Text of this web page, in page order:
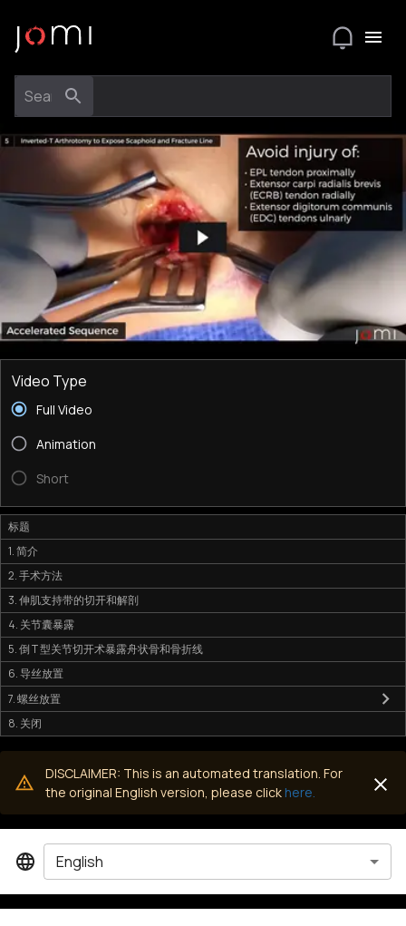
Video Type
Full Video
Animation
Short
标题
1. 简介
2. 手术方法
3. 伸肌支持带的切开和解剖
4. 关节囊暴露
5. 倒 T 型关节切开术暴露舟状骨和骨折线
6. 导丝放置
7. 螺丝放置
8. 关闭
DISCLAIMER: This is an automated translation. For
the original English version, please click here.
English